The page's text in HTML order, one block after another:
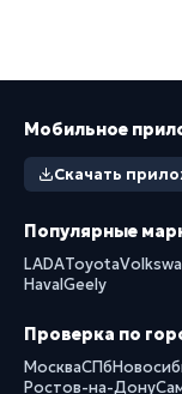
Мобильное
Скачать
Популярные
LADAToyota
HavalGeely
Проверка по
МоскваСПб
Ростов-на-Дону